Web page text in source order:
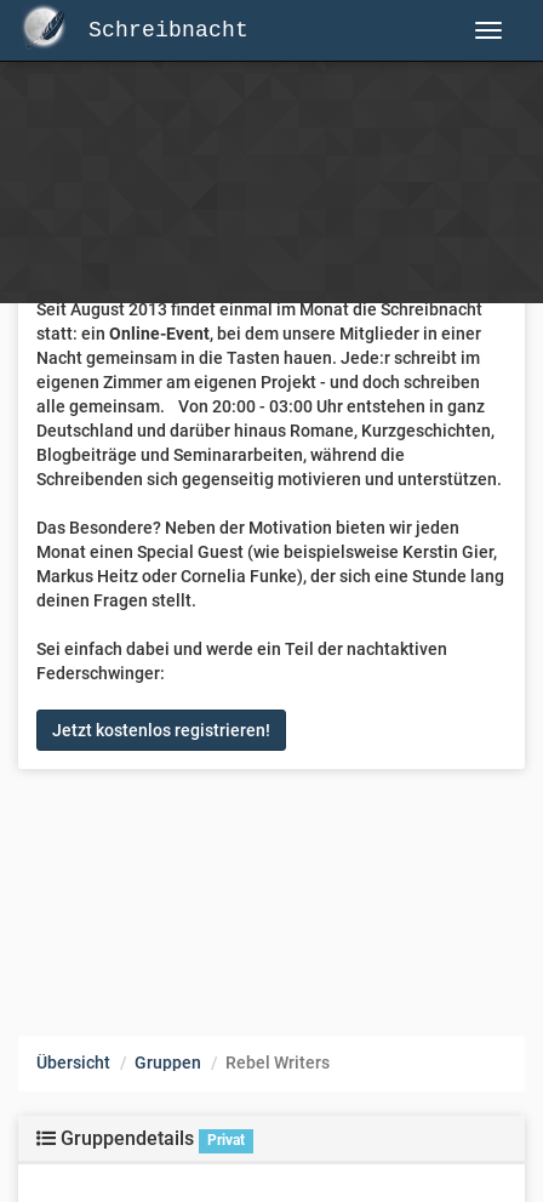
Schreibnacht
Seit August 2013 findet einmal im Monat die Schreibnacht
statt: ein Online-Event, bei dem unsere Mitglieder in einer
Nacht gemeinsam in die Tasten hauen. Jede:r schreibt im
eigenen Zimmer am eigenen Projekt - und doch schreiben
alle gemeinsam. Von 20:00 - 03:00 Uhr entstehen in ganz
Deutschland und darüber hinaus Romane, Kurzgeschichten,
Blogbeiträge und Seminararbeiten, während die
Schreibenden sich gegenseitig motivieren und unterstützen.
Das Besondere? Neben der Motivation bieten wir jeden
Monat einen Special Guest (wie beispielsweise Kerstin Gier,
Markus Heitz oder Cornelia Funke), der sich eine Stunde lang
deinen Fragen stellt.
Sei einfach dabei und werde ein Teil der nachtaktiven
Federschwinger:
Jetzt kostenlos registrieren!
Übersicht Gruppen Rebel Writers
Gruppendetails Privat